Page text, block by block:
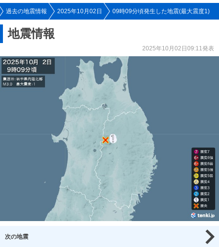
過去の地震情報 2025年10月02日 09時09分頃発生した地震(最大震度1)
地震情報
2025年10月02日09:11発表
次の地震